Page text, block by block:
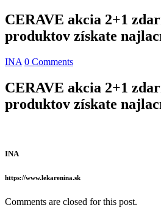
CERAVE akcia 2+1
produktov získate
INA 0 Comments
CERAVE akcia 2+1
produktov získate
INA
https://www.lekarenina.sk
Comments are closed for this post.